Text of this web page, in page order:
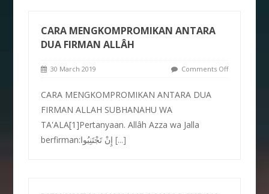
CARA MENGKOMPROMIKAN ANTARA
DUA FIRMAN ALLÂH
30 March 2019 Comments Off
CARA MENGKOMPROMIKAN ANTARA DUA
FIRMAN ALLAH SUBHANAHU WA
TA'ALA[1]Pertanyaan. Allâh Azza wa Jalla
berfirman:إِنْ تَجْتَنِبُوا[...]